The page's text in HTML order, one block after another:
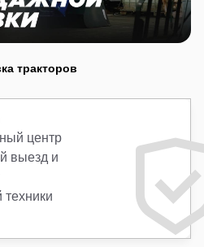
тракторов
центр
выезд и
техники